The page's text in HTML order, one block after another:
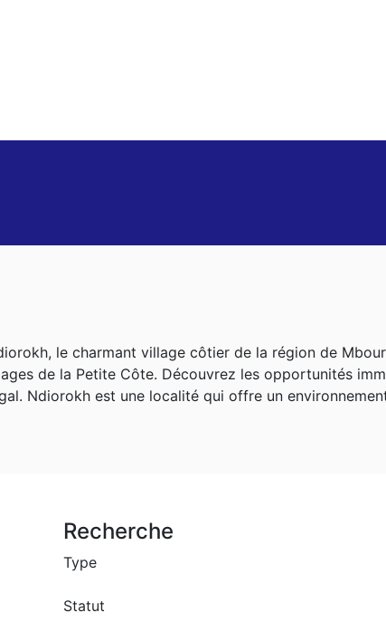
le charmant village côtier de la région de
de la Petite Côte. Découvrez les opportunités
Ndiorokh est une localité qui offre un
Recherche
Type
Statut